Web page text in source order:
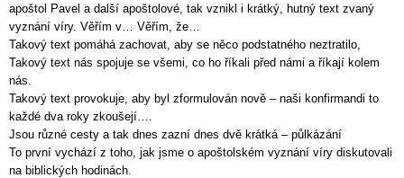
apoštol Pavel a další apoštolové, tak vznikl i krátký, hutný text zvaný
vyznání víry. Věřím v… Věřím, že…
Takový text pomáhá zachovat, aby se něco podstatného neztratilo,
Takový text nás spojuje se všemi, co ho říkali před námi a říkají kolem
nás.
Takový text provokuje, aby byl zformulován nově – naši konfirmandi to
každé dva roky zkoušejí….
Jsou různé cesty a tak dnes zazní dnes dvě krátká – půlkázání
To první vychází z toho, jak jsme o apoštolském vyznání víry diskutovali
na biblických hodinách.